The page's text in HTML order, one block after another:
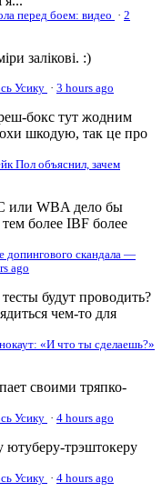
перед боем: видео · 2
залікові. :)
Усику · 3 hours ago
бокс тут жодним
шкодую, так це про
Пол объяснил, зачем
или WBA дело бы
более IBF более
допингового скандала —
ago
будут проводить?
чем-то для
«И что ты сделаешь?»
своими тряпко-
Усику · 4 hours ago
ютуберу-трэштокеру
Усику · 4 hours ago